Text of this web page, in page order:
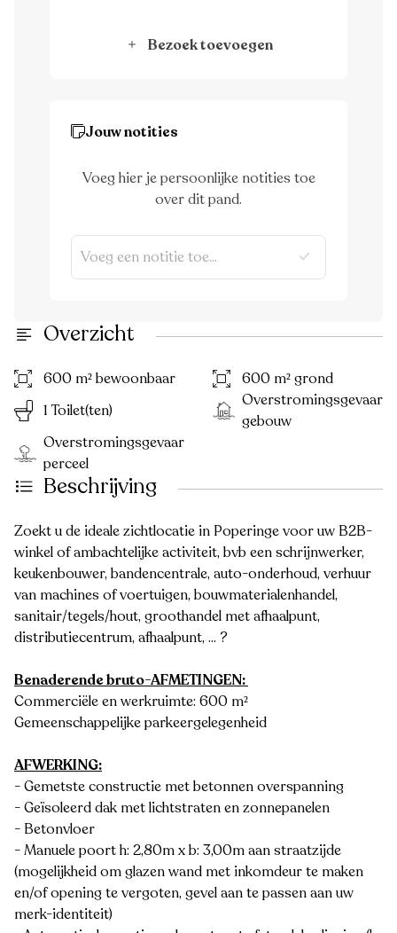
Bezoek toevoegen
Jouw notities
Voeg hier je persoonlijke notities toe
over dit pand.
Overzicht
600 m² bewoonbaar
600 m² grond
1 Toilet(ten)
Overstromingsgevaar
gebouw
Overstromingsgevaar
perceel
Beschrijving
Zoekt u de ideale zichtlocatie in Poperinge voor uw B2B-
winkel of ambachtelijke activiteit, bvb een schrijnwerker,
keukenbouwer, bandencentrale, auto-onderhoud, verhuur
van machines of voertuigen, bouwmaterialenhandel,
sanitair/tegels/hout, groothandel met afhaalpunt,
distributiecentrum, afhaalpunt, ... ?
Benaderende bruto-AFMETINGEN:
Commerciële en werkruimte: 600 m²
Gemeenschappelijke parkeergelegenheid
AFWERKING:
- Gemetste constructie met betonnen overspanning
- Geïsoleerd dak met lichtstraten en zonnepanelen
- Betonvloer
- Manuele poort h: 2,80m x b: 3,00m aan straatzijde
(mogelijkheid om glazen wand met inkomdeur te maken
en/of opening te vergoten, gevel aan te passen aan uw
merk-identiteit)